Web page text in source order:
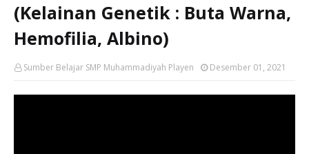
(Kelainan Genetik : Buta Warna,
Hemofilia, Albino)
Sumber Belajar SMP Muhammadiyah Playen Desember 01, 2021